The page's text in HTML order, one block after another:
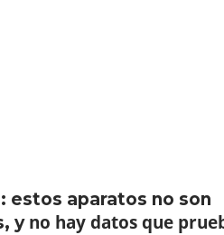
estos aparatos no son
y no hay datos que